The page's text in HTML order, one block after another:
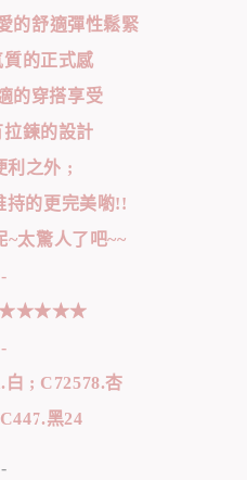
的舒適彈性鬆緊
的正式感
的穿搭享受
鍊的設計
利之外 ;
持的更完美喲!!
~太驚人了吧~~
-
★★★★★
-
白 ; C72578.杏
黑24
-